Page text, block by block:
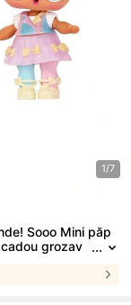
1/7
Sooo Mini păp
grozav